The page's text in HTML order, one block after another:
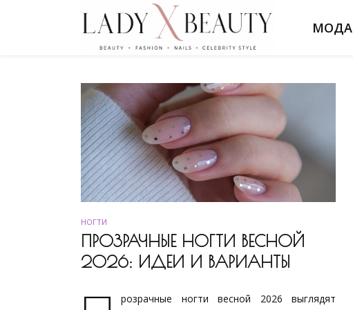
МОДА
НОГТИ
ПРОЗРАЧНЫЕ НОГТИ ВЕСНОЙ
2026: ИДЕИ И ВАРИАНТЫ
розрачные ногти весной 2026 выглядят